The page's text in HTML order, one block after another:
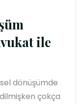
ile
dönüşümde
çokça